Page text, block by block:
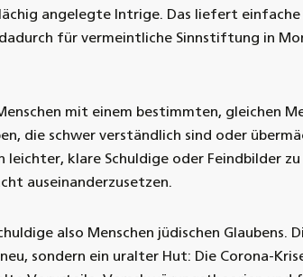
angelegte Intrige. Das liefert einfache
für vermeintliche Sinnstiftung in
mit einem bestimmten, gleichen
die schwer verständlich sind oder
leichter, klare Schuldige oder Feindbilder
auseinanderzusetzen.
also Menschen jüdischen Glaubens.
sondern ein uralter Hut: Die Corona-